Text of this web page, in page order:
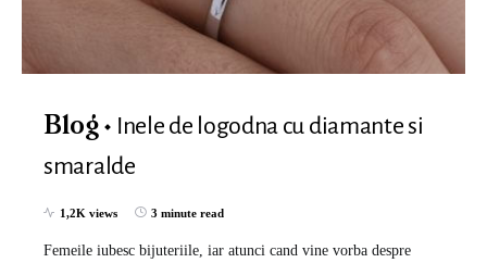
Blog
Inele de logodna cu diamante si
smaralde
1,2K views 3 minute read
Femeile iubesc bijuteriile, iar atunci cand vine vorba despre